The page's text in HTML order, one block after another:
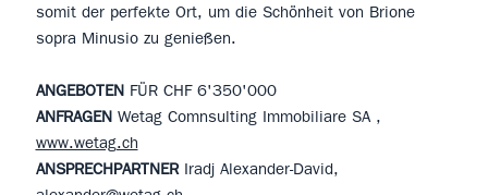
somit der perfekte Ort, um die Schönheit von Brione
sopra Minusio zu genießen.
ANGEBOTENFÜR CHF 6'350'000
ANFRAGENWetag Comnsulting Immobiliare SA ,
www.wetag.ch
ANSPRECHPARTNERIradj Alexander-David,